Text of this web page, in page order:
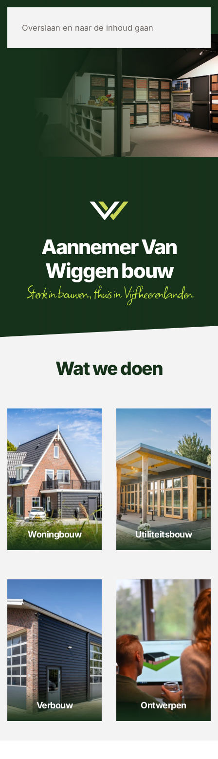
Overslaan en naar de inhoud gaan
Aannemer Van
Wiggen bouw
Sterk in bouwen, thuis in Vijfheerenlanden
Wat we doen
Woningbouw Utiliteitsbouw
Verbouw Ontwerpen